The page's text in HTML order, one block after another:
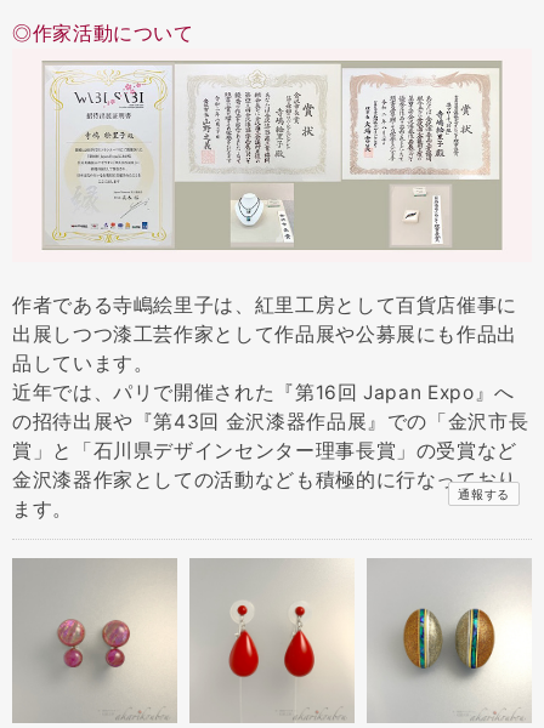
◎作家活動について
作者である寺嶋絵里子は、紅里工房として百貨店催事に
出展しつつ漆工芸作家として作品展や公募展にも作品出
品しています。
近年では、パリで開催された『第16回 Japan Expo』へ
の招待出展や『第43回 金沢漆器作品展』での「金沢市長
賞」と「石川県デザインセンター理事長賞」の受賞など
金沢漆器作家としての活動なども積極的に行なっており
ます。
通報する